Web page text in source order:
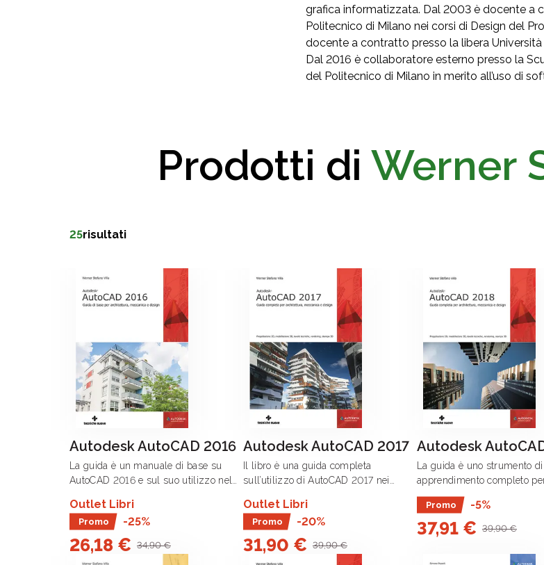
grafica informatizzata. Dal 2003 è docente a
Politecnico di Milano nei corsi di Design del
docente a contratto presso la libera
Dal 2016 è collaboratore esterno presso la
del Politecnico di Milano in merito all’uso di
Prodotti di Werner
25risultati
Autodesk AutoCAD 2016
La guida è un manuale di base su
AutoCAD 2016 e sul suo utilizzo nel
CAD (Computer Aided Design) per i
settori dell’architettura, della
meccanica e .
Outlet Libri
Promo -25%
26,18 € 34,90 €
Autodesk AutoCAD 2017
Il libro è una guida completa
sull’utilizzo di AutoCAD 2017 nei
della progettazione meccanica.
Outlet Libri
Promo -20%
31,90 € 39,90 €
Autodesk
La guida è uno strumento di
apprendimento completo per
2018 e per il suo utilizzo nel
della progettazione grafica
(Computer Aided Design) nei
dell’architettura, della .
Promo -5%
37,91 € 39,90 €